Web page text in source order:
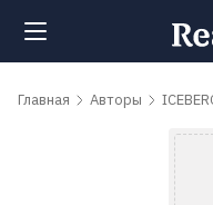
Поиск
Главная Авторы